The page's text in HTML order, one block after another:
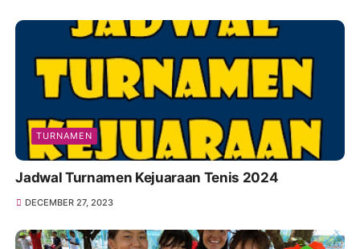
TURNAMEN
Jadwal Turnamen Kejuaraan Tenis 2024
DECEMBER 27, 2023